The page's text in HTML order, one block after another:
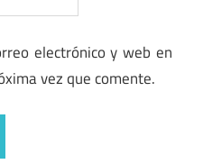
electrónico y web en
vez que comente.